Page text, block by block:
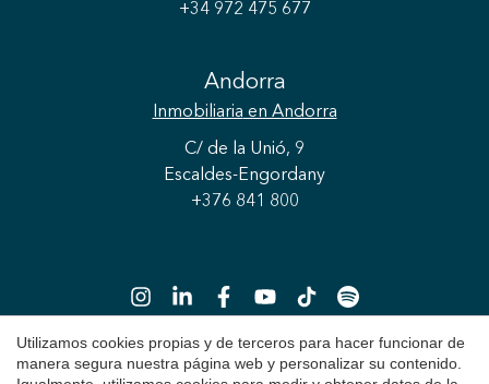
+34 972 475 677
Andorra
Inmobiliaria en Andorra
C/ de la Unió, 9
Escaldes-Engordany
+376 841 800
Utilizamos cookies propias y de terceros para hacer funcionar de
manera segura nuestra página web y personalizar su contenido.
Guardar configuración Aceptar todas